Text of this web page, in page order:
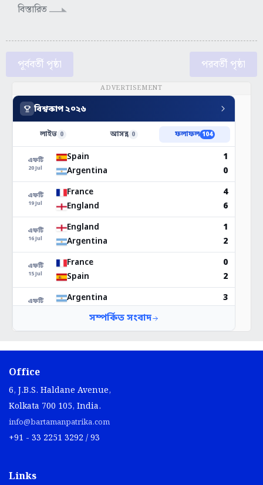
বিস্তারিত
পূর্ববর্তী পৃষ্ঠা পরবর্তী পৃষ্ঠা
ADVERTISEMENT
Office
6, J.B.S. Haldane Avenue,
Kolkata 700 105, India.
info@bartamanpatrika.com
+91 - 33 2251 3292 / 93
Links